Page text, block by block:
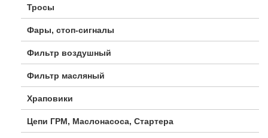
Тросы
Фары, стоп-сигналы
Фильтр воздушный
Фильтр масляный
Храповики
Цепи ГРМ, Маслонасоса, Стартера